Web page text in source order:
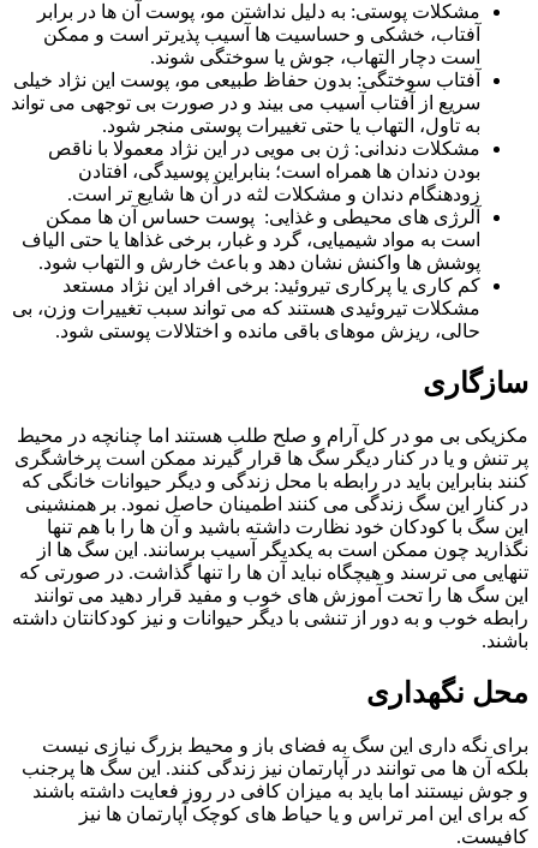
مشکلات پوستی: به دلیل نداشتن مو، پوست آن‌ ها در برابر
آفتاب، خشکی و حساسیت‌ ها آسیب‌ پذیرتر است و ممکن
است دچار التهاب، جوش یا سوختگی شوند.
آفتاب‌ سوختگی: بدون حفاظ طبیعی مو، پوست این نژاد خیلی
سریع از آفتاب آسیب می‌ بیند و در صورت بی‌ توجهی می‌ تواند
به تاول، التهاب یا حتی تغییرات پوستی منجر شود.
مشکلات دندانی: ژن بی‌ مویی در این نژاد معمولا با ناقص
بودن دندان‌ ها همراه است؛ بنابراین پوسیدگی، افتادن
زودهنگام دندان و مشکلات لثه در آن‌ ها شایع‌ تر است.
آلرژی‌ های محیطی و غذایی: پوست حساس آن‌ ها ممکن
است به مواد شیمیایی، گرد و غبار، برخی غذاها یا حتی الیاف
پوشش‌ ها واکنش نشان دهد و باعث خارش و التهاب شود.
کم‌ کاری یا پرکاری تیروئید: برخی افراد این نژاد مستعد
مشکلات تیروئیدی هستند که می‌ تواند سبب تغییرات وزن، بی‌
حالی، ریزش موهای باقی‌ مانده و اختلالات پوستی شود.
سازگاری
مکزیکی بی مو در کل آرام و صلح طلب هستند اما چنانچه در محیط
پر تنش و یا در کنار دیگر سگ ها قرار گیرند ممکن است پرخاشگری
کنند بنابراین باید در رابطه با محل زندگی و دیگر حیوانات خانگی که
در کنار این سگ زندگی می کنند اطمینان حاصل نمود. بر همنشینی
این سگ با کودکان خود نظارت داشته باشید و آن ها را با هم تنها
نگذارید چون ممکن است به یکدیگر آسیب برسانند. این سگ ها از
تنهایی می ترسند و هیچگاه نباید آن ها را تنها گذاشت. در صورتی که
این سگ ها را تحت آموزش های خوب و مفید قرار دهید می توانند
رابطه خوب و به دور از تنشی با دیگر حیوانات و نیز کودکانتان داشته
باشند.
محل نگهداری
برای نگه داری این سگ به فضای باز و محیط بزرگ نیازی نیست
بلکه آن ها می توانند در آپارتمان نیز زندگی کنند. این سگ ها پرجنب
و جوش نیستند اما باید به میزان کافی در روز فعایت داشته باشند
که برای این امر تراس و یا حیاط های کوچک آپارتمان ها نیز
کافیست.